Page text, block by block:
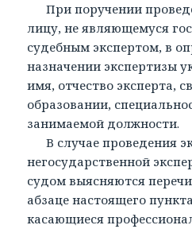
При поручении
лицу, не являющемуся
судебным экспертом, в
назначении экспертизы
имя, отчество эксперта,
образовании,
занимаемой должности.
В случае проведения
негосударственной
судом выясняются
абзаце настоящего
касающиеся